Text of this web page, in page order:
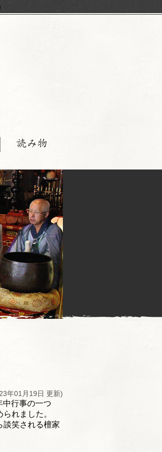
読み物
年01月19日 更新)
中行事の一つ
れました。
談笑される檀家